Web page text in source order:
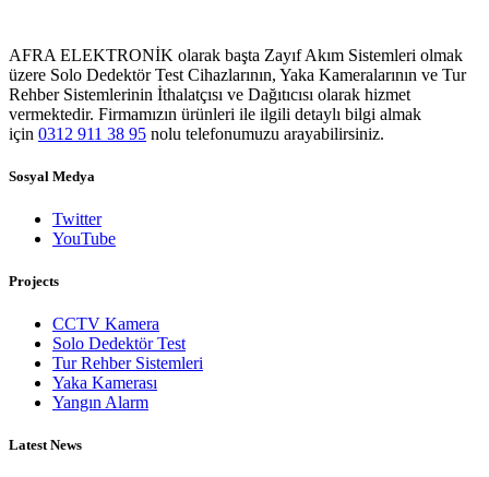
AFRA ELEKTRONİK olarak başta Zayıf Akım Sistemleri olmak
üzere Solo Dedektör Test Cihazlarının, Yaka Kameralarının ve Tur
Rehber Sistemlerinin İthalatçısı ve Dağıtıcısı olarak hizmet
vermektedir. Firmamızın ürünleri ile ilgili detaylı bilgi almak
için 0312 911 38 95 nolu telefonumuzu arayabilirsiniz.
Sosyal Medya
Twitter
YouTube
Projects
CCTV Kamera
Solo Dedektör Test
Tur Rehber Sistemleri
Yaka Kamerası
Yangın Alarm
Latest News